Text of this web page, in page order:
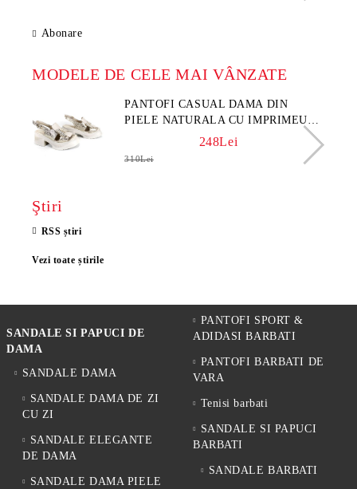
Abonare
MODELE DE CELE MAI VÂNZATE
PANTOFI CASUAL DAMA DIN
PIELE NATURALA CU IMPRIMEU
FLORAL - MODEL LUNA
248Lei
310Lei
Ştiri
RSS știri
Vezi toate știrile
SANDALE SI PAPUCI DE
DAMA
SANDALE DAMA
SANDALE DAMA DE ZI
CU ZI
SANDALE ELEGANTE
DE DAMA
SANDALE DAMA PIELE
PANTOFI SPORT &
ADIDASI BARBATI
PANTOFI BARBATI DE
VARA
Tenisi barbati
SANDALE SI PAPUCI
BARBATI
SANDALE BARBATI